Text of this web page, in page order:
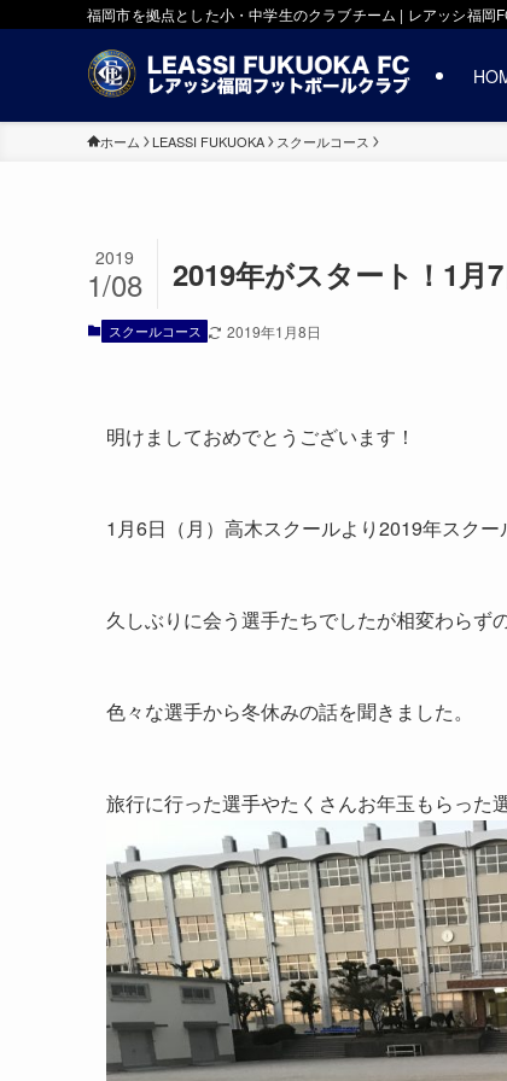
福岡市を拠点とした小・中学生のクラブチーム | レアッシ福岡
ホーム LEASSI FUKUOKA スクールコース
2019年がスタート！1月
2019
1/08
スクールコース 2019年1月8日
明けましておめでとうございます！
1月6日（月）高木スクールより2019年スクー
久しぶりに会う選手たちでしたが相変わらず
色々な選手から冬休みの話を聞きました。
旅行に行った選手やたくさんお年玉もらった